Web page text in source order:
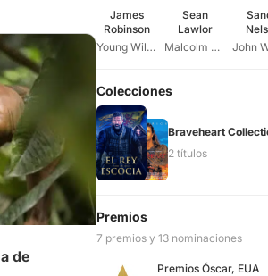
de
James
Robinson
Young William
Sean
Lawlor
Malcolm Wallace
Colecciones
Braveheart
2 títulos
Premios
7 premios y 13 nominaciones
Premios Óscar, EUA